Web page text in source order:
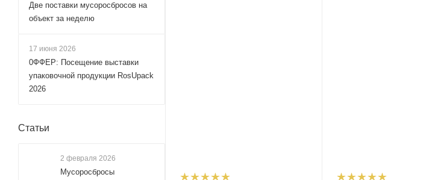
Две поставки мусоросбросов на
объект за неделю
17 июня 2026
0ФФЕР: Посещение выставки
упаковочной продукции RosUpack
2026
Статьи
2 февраля 2026
Мусоросбросы